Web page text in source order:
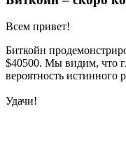
Всем привет!
Биткойн
$40500. Мы видим, что
вероятность истинного
Удачи!